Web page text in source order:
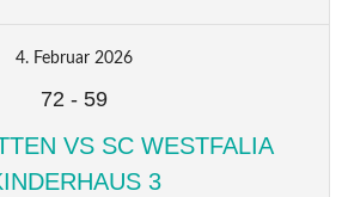
4. Februar 2026
72 - 59
VS SC WESTFALIA
3